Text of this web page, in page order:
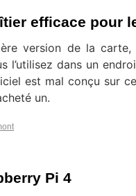
efficace pour
version de la
l’utilisez dans un
est mal conçu sur
un.
Pi 4